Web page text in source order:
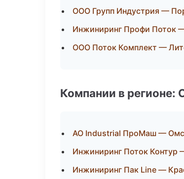
ООО Групп Индустрия —
Инжиниринг Профи Поток
ООО Поток Комплект —
Компании в регионе:
АО Industrial ПроМаш —
Инжиниринг Поток Контур
Инжиниринг Пак Line —